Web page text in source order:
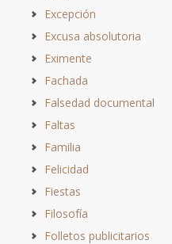
Excepción
Excusa absolutoria
Eximente
Fachada
Falsedad documental
Faltas
Familia
Felicidad
Fiestas
Filosofía
Folletos publicitarios